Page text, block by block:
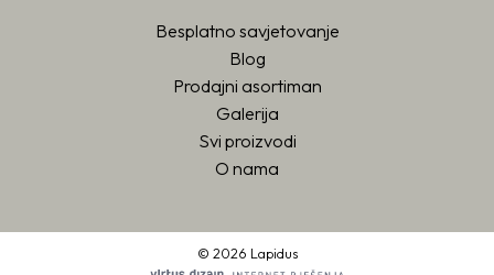
Besplatno savjetovanje
Blog
Prodajni asortiman
Galerija
Svi proizvodi
O nama
© 2026 Lapidus